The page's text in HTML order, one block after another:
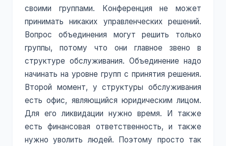
своими группами. Конференция не может
принимать никаких управленческих решений.
Вопрос объединения могут решить только
группы, потому что они главное звено в
структуре обслуживания. Объединение надо
начинать на уровне групп с принятия решения.
Второй момент, у структуры обслуживания
есть офис, являющийся юридическим лицом.
Для его ликвидации нужно время. И также
есть финансовая ответственность, и также
нужно уволить людей. Поэтому просто так